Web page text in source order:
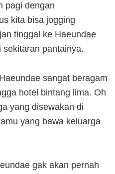
pagi dengan
kita bisa jogging
tinggal ke Haeundae
pantainya.
sangat beragam
hotel bintang lima. Oh
yang disewakan di
yang bawa keluarga
gak akan pernah